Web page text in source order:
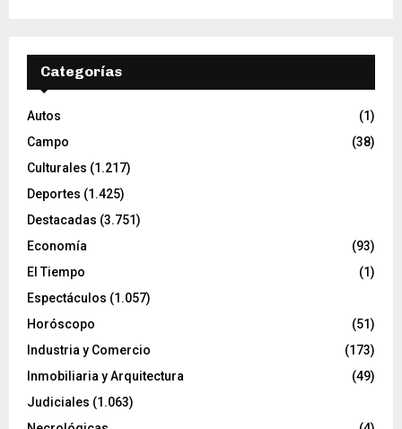
Categorías
Autos
(1)
Campo
(38)
Culturales (1.217)
Deportes (1.425)
Destacadas (3.751)
Economía
(93)
El Tiempo
(1)
Espectáculos (1.057)
Horóscopo
(51)
Industria y Comercio
(173)
Inmobiliaria y Arquitectura
(49)
Judiciales (1.063)